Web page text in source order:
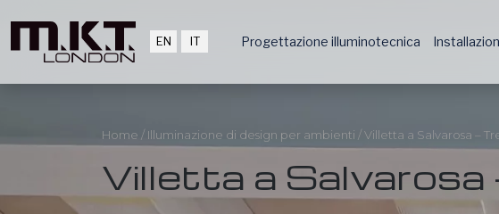
EN IT Progettazione illuminotecnica
Home / Illuminazione di design per ambienti /Villetta a Salvarosa –
Villetta a Salvarosa